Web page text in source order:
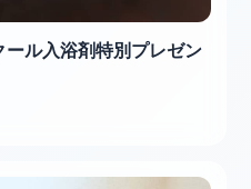
ル入浴剤特別プレゼン